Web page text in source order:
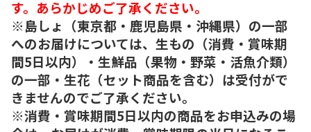
す。あらかじめご了承ください。
※島しょ（東京都・鹿児島県・沖縄県）の一部
へのお届けについては、生もの（消費・賞味期
間5日以内）・生鮮品（果物・野菜・活魚介類）
の一部・生花（セット商品を含む）は受付がで
きませんのでご了承ください。
※消費・賞味期間5日以内の商品をお申込みの場